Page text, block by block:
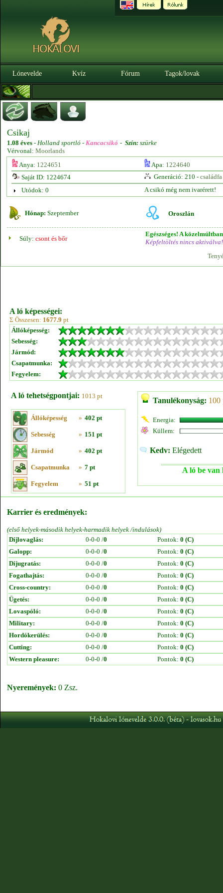
Lónevelde Kvíz Fórum Tagok/lovak
Csikaj
1.08 éves - Holland sportló - Kancacsikó - Szín: szürke
Vérvonal: Moorlands
Anya: 1224651 Apa: 1224640
Saját ID: 1224674
Generáció: 210 - családfa
Utódok: 0
A csikó még nem ivarérett!
Hónap: Szeptember Oroszlán
Súly: csont és bőr
Egészséges! A
Képfeltöltés nincs aktiválva!
A ló képességei:
Σ Összesen: 1677.9 pt
Állóképesség:
Sebesség:
Jármód:
Csapatmunka:
Fegyelem:
A ló tehetségpontjai: 1013 pt
Állóképesség » 402 pt
Sebesség » 151 pt
Jármód » 402 pt
Csapatmunka » 7 pt
Fegyelem » 51 pt
Tanulékonyság: 100
Energia:
Küllem:
Kedv: Elégedett
A ló be van
Karrier és eredmények:
(első helyek-második helyek-harmadik helyek /indulások)
Díjlovaglás:
0-0-0 /0 Pontok: 0 (C)
Galopp:
0-0-0 /0 Pontok: 0 (C)
Díjugratás:
0-0-0 /0 Pontok: 0 (C)
Fogathajtás:
0-0-0 /0 Pontok: 0 (C)
Cross-country:
0-0-0 /0 Pontok: 0 (C)
Ügetés:
0-0-0 /0 Pontok: 0 (C)
Lovaspóló:
0-0-0 /0 Pontok: 0 (C)
Military:
0-0-0 /0 Pontok: 0 (C)
Hordókerülés:
0-0-0 /0 Pontok: 0 (C)
Cutting:
0-0-0 /0 Pontok: 0 (C)
Western pleasure:
0-0-0 /0 Pontok: 0 (C)
Nyeremények: 0 Zsz.